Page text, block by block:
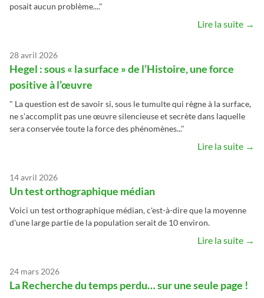
posait aucun problème...."
Lire la suite →
28 avril 2026
Hegel : sous « la surface » de l’Histoire, une force
positive à l’œuvre
" La question est de savoir si, sous le tumulte qui règne à la surface,
ne s’accomplit pas une œuvre silencieuse et secrète dans laquelle
sera conservée toute la force des phénomènes..."
Lire la suite →
14 avril 2026
Un test orthographique médian
Voici un test orthographique médian, c'est-à-dire que la moyenne
d'une large partie de la population serait de 10 environ.
Lire la suite →
24 mars 2026
La Recherche du temps perdu… sur une seule page !